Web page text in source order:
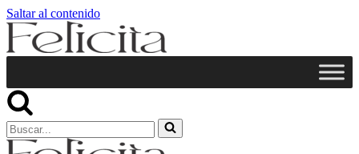
Saltar al contenido
Buscar...